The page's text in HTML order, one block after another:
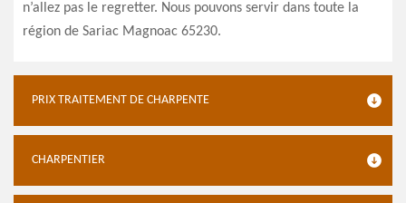
n’allez pas le regretter. Nous pouvons servir dans toute la
région de Sariac Magnoac 65230.
PRIX TRAITEMENT DE CHARPENTE
CHARPENTIER